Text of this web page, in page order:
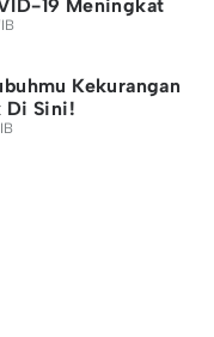
19 Meningkat
Kekurangan
Di Sini!